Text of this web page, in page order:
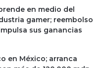
en medio del
gamer; reembolso
sus ganancias
en México; arranca